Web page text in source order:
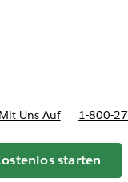
for
Uns Auf 1-800-
starten